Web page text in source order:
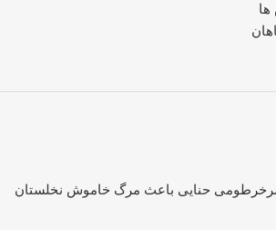
حنایی باعث مرگ خاموش نخلستان